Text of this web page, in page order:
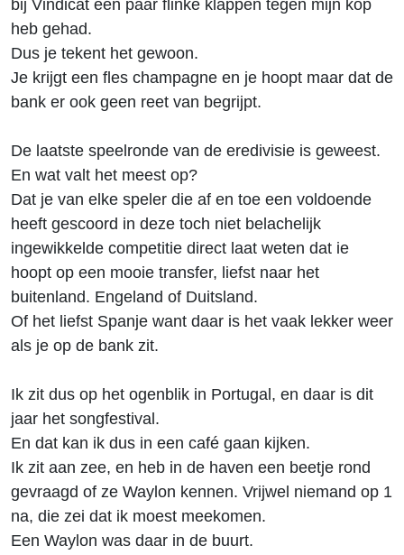
bij Vindicat een paar flinke klappen tegen mijn kop
heb gehad.
Dus je tekent het gewoon.
Je krijgt een fles champagne en je hoopt maar dat de
bank er ook geen reet van begrijpt.
De laatste speelronde van de eredivisie is geweest.
En wat valt het meest op?
Dat je van elke speler die af en toe een voldoende
heeft gescoord in deze toch niet belachelijk
ingewikkelde competitie direct laat weten dat ie
hoopt op een mooie transfer, liefst naar het
buitenland. Engeland of Duitsland.
Of het liefst Spanje want daar is het vaak lekker weer
als je op de bank zit.
Ik zit dus op het ogenblik in Portugal, en daar is dit
jaar het songfestival.
En dat kan ik dus in een café gaan kijken.
Ik zit aan zee, en heb in de haven een beetje rond
gevraagd of ze Waylon kennen. Vrijwel niemand op 1
na, die zei dat ik moest meekomen.
Een Waylon was daar in de buurt.